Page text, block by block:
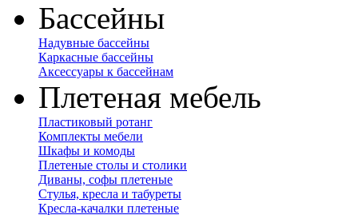
Бассейны
Надувные бассейны
Каркасные бассейны
Аксессуары к бассейнам
Плетеная мебель
Пластиковый ротанг
Комплекты мебели
Шкафы и комоды
Плетеные столы и столики
Диваны, софы плетеные
Стулья, кресла и табуреты
Кресла-качалки плетеные